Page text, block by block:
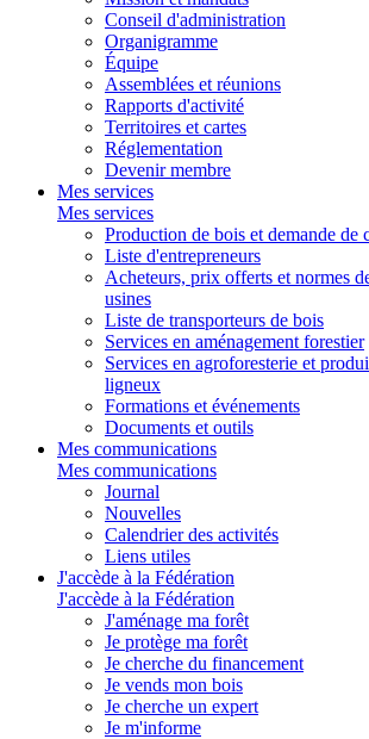
Conseil d'administration
Organigramme
Équipe
Assemblées et réunions
Rapports d'activité
Territoires et cartes
Réglementation
Devenir membre
Mes services
Mes services
Production de bois et demande de
Liste d'entrepreneurs
Acheteurs, prix offerts et normes
usines
Liste de transporteurs de bois
Services en aménagement forestier
Services en agroforesterie et
ligneux
Formations et événements
Documents et outils
Mes communications
Mes communications
Journal
Nouvelles
Calendrier des activités
Liens utiles
J'accède à la Fédération
J'accède à la Fédération
J'aménage ma forêt
Je protège ma forêt
Je cherche du financement
Je vends mon bois
Je cherche un expert
Je m'informe